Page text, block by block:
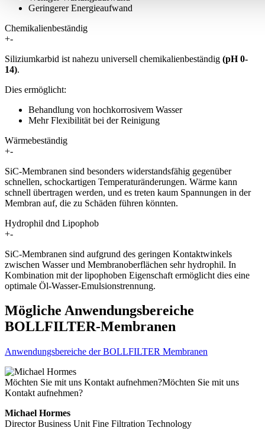
Geringerer Energieaufwand
Chemikalienbeständig
+-
Siliziumkarbid ist nahezu universell chemikalienbeständig (pH 0-
14).
Dies ermöglicht:​
Behandlung von hochkorrosivem Wasser
Mehr Flexibilität bei der Reinigung
Wärmebeständig
+-
SiC-Membranen sind besonders widerstandsfähig gegenüber
schnellen, schockartigen Temperaturänderungen. Wärme kann
schnell übertragen werden, und es treten kaum Spannungen in der
Membran auf, die zu Schäden führen könnten.
Hydrophil dnd Lipophob
+-
SiC-Membranen sind aufgrund des geringen Kontaktwinkels
zwischen Wasser und Membranoberflächen sehr hydrophil. In
Kombination mit der lipophoben Eigenschaft ermöglicht dies eine
optimale Öl-Wasser-Emulsionstrennung.
Mögliche Anwendungsbereiche
BOLLFILTER-Membranen
Anwendungsbereiche der BOLLFILTER Membranen
Möchten Sie mit uns Kontakt aufnehmen?Möchten Sie mit uns
Kontakt aufnehmen?
Michael Hormes
Director Business Unit Fine Filtration Technology